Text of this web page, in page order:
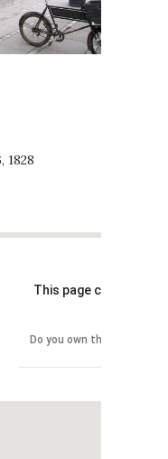
1828
This page can't load
Do you own this website?